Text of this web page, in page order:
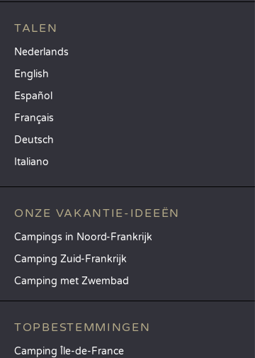
TALEN
Nederlands
English
Español
Français
Deutsch
Italiano
ONZE VAKANTIE-IDEEËN
Campings in Noord-Frankrijk
Camping Zuid-Frankrijk
Camping met Zwembad
TOPBESTEMMINGEN
Camping Île-de-France